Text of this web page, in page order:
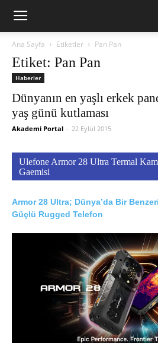
Ana Sayfa Etiketler Pan Pan
Etiket: Pan Pan
Haberler
Dünyanın en yaşlı erkek
yaş günü kutlaması
Akademi Portal - 22 Eylül 2015
Ulefone Armor 28 Ultra Termal
Gaemisi
Armor 28 Ultra; Dünya’da Bir
Güçlü Rugged Telefon